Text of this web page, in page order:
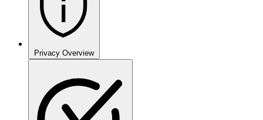
Privacy Overview